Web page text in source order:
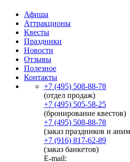
Афиша
Аттракционы
Квесты
Праздники
Новости
Отзывы
Полезное
Контакты
+7 (495) 508-88-78
(отдел продаж)
+7 (495) 505-58-25
(бронирование квестов)
+7 (495) 508-88-78
(заказ праздников и
+7 (916) 817-62-89
(заказ банкетов)
E-mail: